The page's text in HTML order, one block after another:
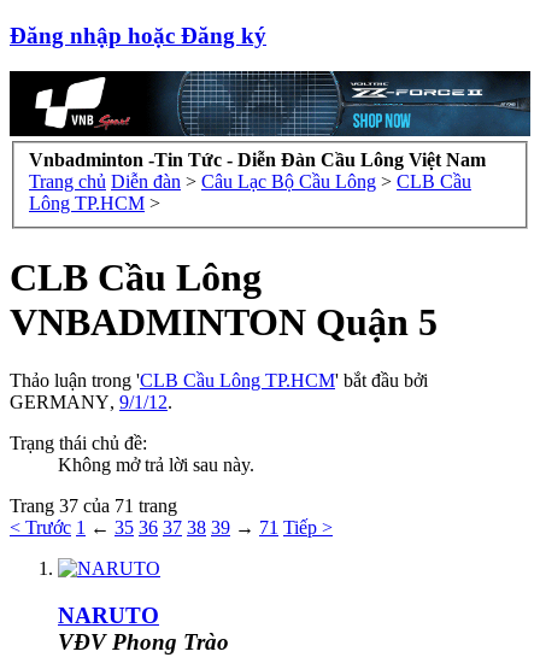
Đăng nhập hoặc Đăng ký
Vnbadminton -Tin Tức - Diễn Đàn Cầu Lông Việt Nam
Trang chủ Diễn đàn > Câu Lạc Bộ Cầu Lông > CLB Cầu
Lông TP.HCM >
CLB Cầu Lông
VNBADMINTON Quận 5
Thảo luận trong 'CLB Cầu Lông TP.HCM' bắt đầu bởi
GERMANY, 9/1/12.
Trạng thái chủ đề:
Không mở trả lời sau này.
Trang 37 của 71 trang
< Trước 1 ← 35 36 37 38 39 → 71 Tiếp >
NARUTO
VĐV Phong Trào